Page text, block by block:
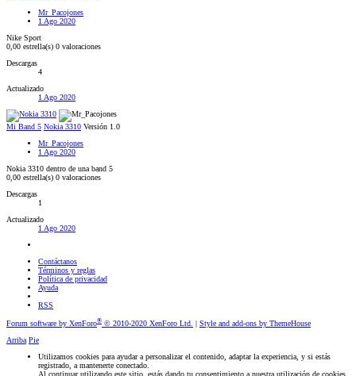
Mr_Pacojones
1 Ago 2020
Nike Sport
0,00 estrella(s) 0 valoraciones
Descargas
4
Actualizado
1 Ago 2020
Mi Band 5 Nokia 3310 Versión 1.0
Mr_Pacojones
1 Ago 2020
Nokia 3310 dentro de una band 5
0,00 estrella(s) 0 valoraciones
Descargas
1
Actualizado
1 Ago 2020
Contáctanos
Términos y reglas
Política de privacidad
Ayuda
RSS
Forum software by XenForo® © 2010-2020 XenForo Ltd. | Style and add-ons by ThemeHouse
Arriba Pie
Utilizamos cookies para ayudar a personalizar el contenido, adaptar la experiencia, y si estás
registrado, a mantenerte conectado.
Al continuar utilizando este sitio, estás dando tu consentimiento a nuestra utilización de cookies.